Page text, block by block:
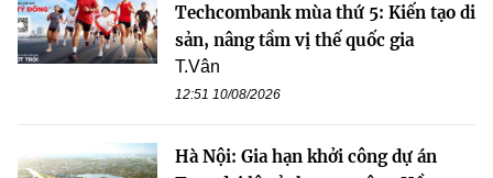
Techcombank mùa thứ 5: Kiến tạo di
sản, nâng tầm vị thế quốc gia
T.Vân
12:51 10/08/2026
Hà Nội: Gia hạn khởi công dự án